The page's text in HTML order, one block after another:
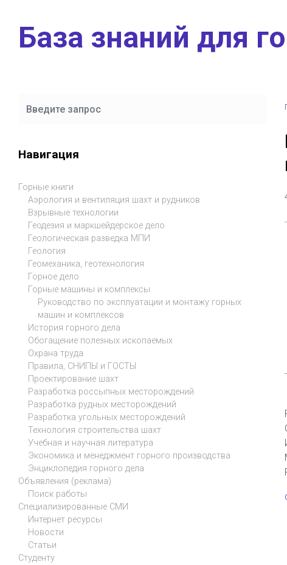
База знаний для
Навигация
Горные книги
Аэрология и вентиляция шахт и рудников
Взрывные технологии
Геодезия и маркшейдерское дело
Геологическая разведка МПИ
Геология
Геомеханика, геотехнология
Горное дело
Горные машины и комплексы
Руководство по эксплуатации и монтажу горных
машин и комплексов
История горного дела
Обогащение полезных ископаемых
Охрана труда
Правила, СНИПЫ и ГОСТЫ
Проектирование шахт
Разработка россыпных месторождений
Разработка рудных месторождений
Разработка угольных месторождений
Технология строительства шахт
Учебная и научная литература
Экономика и менеджмент горного производства
Энциклопедия горного дела
Объявления (реклама)
Поиск работы
Специализированные СМИ
Интернет ресурсы
Новости
Статьи
Студенту